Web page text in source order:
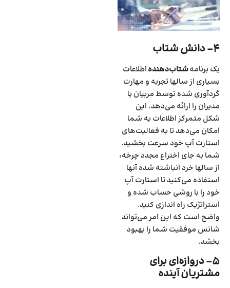
۴- دانش شتاب
یک برنامهشتاب‌دهندهاطلاعات
بسیاری از سالها تجربه و مهارت‌
گردآوری شده توسط مربیان یا
مدیران را ارائه می‌دهد. این
شکل متمرکز اطلاعات به شما
امکان می‌دهد تا به فعالیت‌های
استارت آپ خود سرعت بخشید.
شما به جای اختراع مجدد چرخه،
از سالها خرد انباشته شده آنها
استفاده می‌کنید تا استارت آپ
خود را با روشی حساب شده و
استراتژیک راه اندازی کنید.
واضح است که این امر می‌تواند
شانس موفقیت شما را بهبود
بخشد.
۵- دروازه‌ای برای
مشتریان آینده